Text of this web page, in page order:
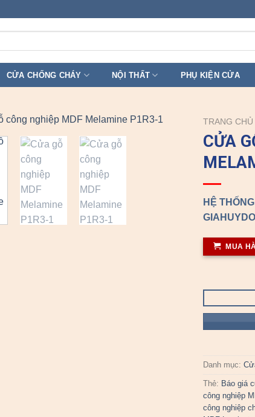
CỬA CHỐNG CHÁY NỘI THẤT PHỤ KIỆN CỬA
TRANG CHỦ
CỬA
HỆ
MUA
Danh mục:
Thẻ: Báo giá
công nghiệp
công nghiệp